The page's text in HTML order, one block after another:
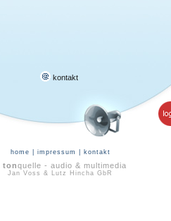
kontakt
home impressum kontakt
tonquelle - audio & multimedia
Jan Voss & Lutz Hincha GbR